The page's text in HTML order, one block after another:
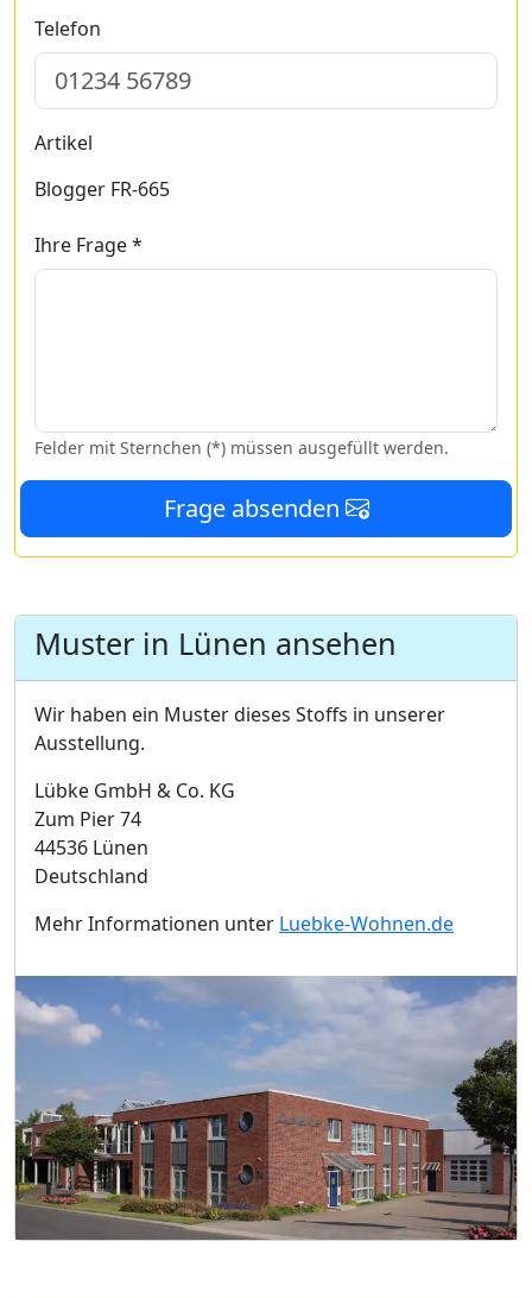
Telefon
Artikel
Blogger FR-665
Ihre Frage *
Felder mit Sternchen (*) müssen ausgefüllt werden.
Frage absenden
Muster in Lünen ansehen
Wir haben ein Muster dieses Stoffs in unserer
Ausstellung.
Lübke GmbH & Co. KG
Zum Pier 74
44536 Lünen
Deutschland
Mehr Informationen unter Luebke-Wohnen.de